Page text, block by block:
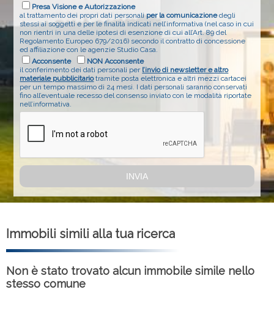
Presa Visione e Autorizzazione
al trattamento dei propri dati personaliper la comunicazionedegli
stessi ai soggetti e per le finalità indicati nell’informativa (nel caso in cui
non rientri in una delle ipotesi di esenzione di cui all’Art. 89 del
Regolamento Europeo 679/2016) secondo il contratto di concessione
ed affiliazione con le agenzie Studio Casa.
Acconsente
NON Acconsente
il conferimento dei dati personali per l’invio di newsletter e altro
materiale pubblicitariotramite posta elettronica e altri mezzi cartacei
per un tempo massimo di 24 mesi. I dati personali saranno conservati
fino all’eventuale recesso del consenso inviato con le modalità riportate
nell’informativa.
Immobili simili alla tua ricerca
Non è stato trovato alcun immobile simile nello
stesso comune